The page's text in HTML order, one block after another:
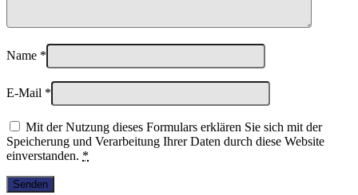
Name *
E-Mail *
Mit der Nutzung dieses Formulars erklären Sie sich mit der
Speicherung und Verarbeitung Ihrer Daten durch diese Website
einverstanden. *